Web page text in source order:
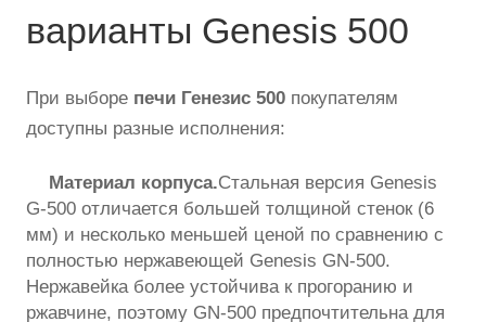
варианты Genesis 500
При выборе печи Генезис 500 покупателям
доступны разные исполнения:
Материал корпуса.Стальная версия Genesis
G-500 отличается большей толщиной стенок (6
мм) и несколько меньшей ценой по сравнению с
полностью нержавеющей Genesis GN-500.
Нержавейка более устойчива к прогоранию и
ржавчине, поэтому GN-500 предпочтительна для